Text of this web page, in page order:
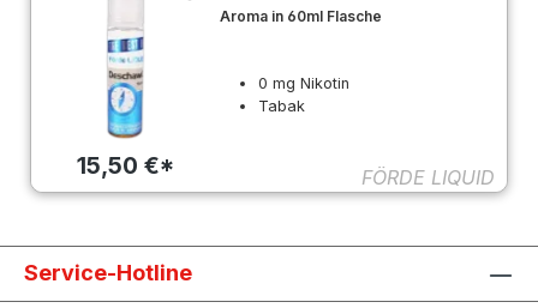
15,50 €*
Aroma in 60ml Flasche
0 mg Nikotin
Tabak
FÖRDE LIQUID
Service-Hotline